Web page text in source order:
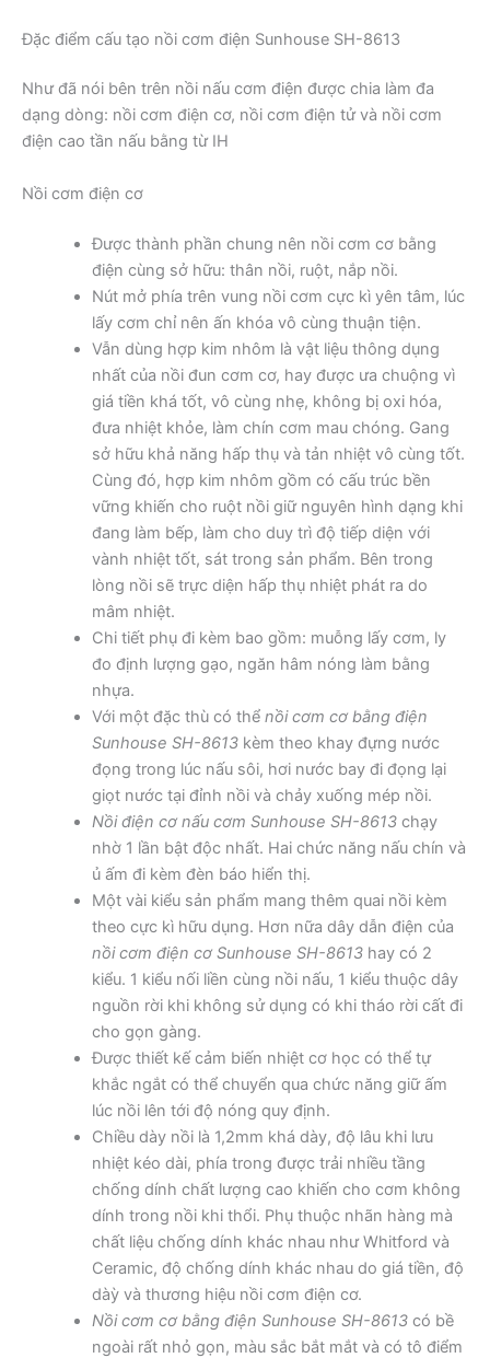
Đặc điểm cấu tạo nồi cơm điện Sunhouse SH-8613
Như đã nói bên trên nồi nấu cơm điện được chia làm đa
dạng dòng: nồi cơm điện cơ, nồi cơm điện tử và nồi cơm
điện cao tần nấu bằng từ IH
Nồi cơm điện cơ
Được thành phần chung nên nồi cơm cơ bằng
điện cùng sở hữu: thân nồi, ruột, nắp nồi.
Nút mở phía trên vung nồi cơm cực kì yên tâm, lúc
lấy cơm chỉ nên ấn khóa vô cùng thuận tiện.
Vẫn dùng hợp kim nhôm là vật liệu thông dụng
nhất của nồi đun cơm cơ, hay được ưa chuộng vì
giá tiền khá tốt, vô cùng nhẹ, không bị oxi hóa,
đưa nhiệt khỏe, làm chín cơm mau chóng. Gang
sở hữu khả năng hấp thụ và tản nhiệt vô cùng tốt.
Cùng đó, hợp kim nhôm gồm có cấu trúc bền
vững khiến cho ruột nồi giữ nguyên hình dạng khi
đang làm bếp, làm cho duy trì độ tiếp diện với
vành nhiệt tốt, sát trong sản phẩm. Bên trong
lòng nồi sẽ trực diện hấp thụ nhiệt phát ra do
mâm nhiệt.
Chi tiết phụ đi kèm bao gồm: muỗng lấy cơm, ly
đo định lượng gạo, ngăn hâm nóng làm bằng
nhựa.
Với một đặc thù có thể nồi cơm cơ bằng điện
Sunhouse SH-8613kèm theo khay đựng nước
đọng trong lúc nấu sôi, hơi nước bay đi đọng lại
giọt nước tại đỉnh nồi và chảy xuống mép nồi.
Nồi điện cơ nấu cơm Sunhouse SH-8613chạy
nhờ 1 lần bật độc nhất. Hai chức năng nấu chín và
ủ ấm đi kèm đèn báo hiển thị.
Một vài kiểu sản phẩm mang thêm quai nồi kèm
theo cực kì hữu dụng. Hơn nữa dây dẫn điện của
nồi cơm điện cơ Sunhouse SH-8613hay có 2
kiểu. 1 kiểu nối liền cùng nồi nấu, 1 kiểu thuộc dây
nguồn rời khi không sử dụng có khi tháo rời cất đi
cho gọn gàng.
Được thiết kế cảm biến nhiệt cơ học có thể tự
khắc ngắt có thể chuyển qua chức năng giữ ấm
lúc nồi lên tới độ nóng quy định.
Chiều dày nồi là 1,2mm khá dày, độ lâu khi lưu
nhiệt kéo dài, phía trong được trải nhiều tầng
chống dính chất lượng cao khiến cho cơm không
dính trong nồi khi thổi. Phụ thuộc nhãn hàng mà
chất liệu chống dính khác nhau như Whitford và
Ceramic, độ chống dính khác nhau do giá tiền, độ
dàỳ và thương hiệu nồi cơm điện cơ.
Nồi cơm cơ bằng điện Sunhouse SH-8613có bề
ngoài rất nhỏ gọn, màu sắc bắt mắt và có tô điểm